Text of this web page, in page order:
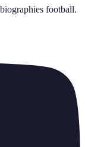
biographies football.